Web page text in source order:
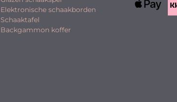
Elektronische schaakborden
Schaaktafel
Backgammon koffer